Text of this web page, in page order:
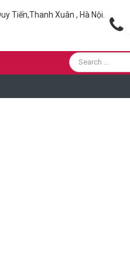
Tiến,Thanh Xuân , Hà Nội.